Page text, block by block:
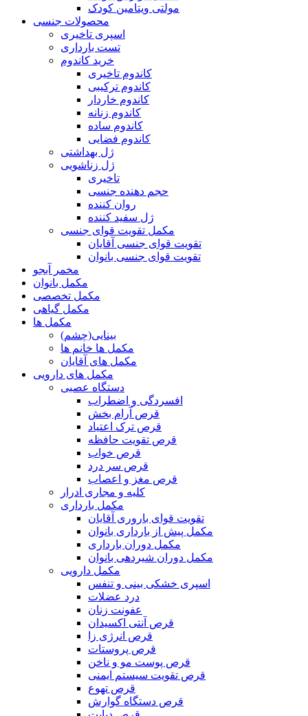
مولتی ویتامین کودک
محصولات جنسی
اسپری تاخیری
تست بارداری
خرید کاندوم
کاندوم تاخیری
کاندوم ترکیبی
کاندوم خاردار
کاندوم زنانه
کاندوم ساده
کاندوم فضایی
ژل بهداشتی
ژل زناشویی
تاخیری
حجم دهنده جنسی
روان کننده
ژل سفید کننده
مکمل تقویت قوای جنسی
تقویت قوای جنسی آقایان
تقویت قوای جنسی بانوان
مخمر آبجو
مکمل بانوان
مکمل تخصصی
مکمل گیاهی
مکمل ها
بینایی(چشم)
مکمل ها خانم ها
مکمل های آقایان
مکمل های دارویی
دستگاه عصبی
افسردگی و اضطراب
قرص آرام بخش
قرص ترک اعتیاد
قرص تقویت حافظه
قرص خواب
قرص سر درد
قرص مغز و اعصاب
کلیه و مجاری ادرار
مکمل بارداری
تقویت قوای باروری آقایان
مکمل پیش از بارداری بانوان
مکمل دوران بارداری
مکمل دوران شیردهی بانوان
مکمل دارویی
اسپری خشکی بینی و تنفس
درد عضلات
عفونت زنان
قرص آنتی اکسیدان
قرص انرژی زا
قرص پروستات
قرص پوست مو و ناخن
قرص تقویت سیستم ایمنی
قرص تهوع
قرص دستگاه گوارش